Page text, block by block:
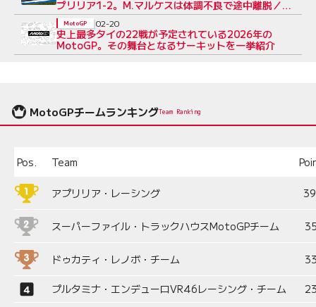
プリリア1-2。M.マルケスは体調不良で途中離脱／タ
イ公式テスト
史上最多タイの22戦が予定されている2026年の
MotoGP。その舞台となるサーキットを一挙紹介
MotoGP 02-20
MotoGPチームランキングTeam Ranking
Pos. Team
アプリリア・レーシング
スーパーファイル・トラックハウスMotoGPチーム
ドゥカティ・レノボ・チーム
プルタミナ・エンデューロVR46レーシング・チーム